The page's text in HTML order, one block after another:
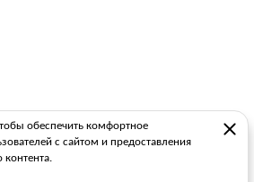
обеспечить комфортное
с сайтом и предоставления